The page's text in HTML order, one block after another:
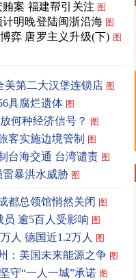
案 福建帮引关注 图
明晚登陆闽浙沿海 图
弈 唐罗主义升级(下) 图
美第二大汉堡连锁店 图
具腐烂遗体 图
何种经济信号？ 图
客实施边境管制 图
台海交通 台湾谴责 图
暴洪水威胁 图
都总领馆悄然关闭 图
逾5百人受影响 图
人 德国近1.2万人 图
：美国未来能源之争 图
守“一人一城”承诺 图